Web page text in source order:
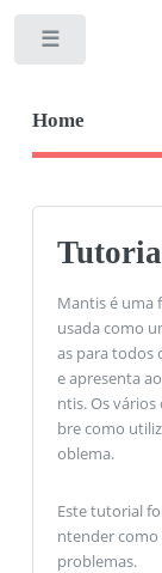
Home
Mantis é uma
usada como
as para todos
e apresenta
ntis. Os
bre como
oblema.
Este tutorial
ntender
problemas.